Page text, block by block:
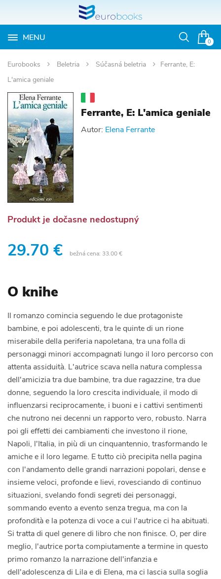
0
MENU
Otvoriť
Eurobooks Beletria Súčasná beletria
Ferrante, E:
L'amica geniale
Ferrante, E: L'amica geniale
Autor: Elena Ferrante
Produkt je dočasne nedostupný
29.70 € bežná cena: 33.00 €
O knihe
Il romanzo comincia seguendo le due protagoniste
bambine, e poi adolescenti, tra le quinte di un rione
miserabile della periferia napoletana, tra una folla di
personaggi minori accompagnati lungo il loro percorso con
attenta assiduità. L'autrice scava nella natura complessa
dell'amicizia tra due bambine, tra due ragazzine, tra due
donne, seguendo la loro crescita individuale, il modo di
influenzarsi reciprocamente, i buoni e i cattivi sentimenti
che nutrono nei decenni un rapporto vero, robusto. Narra
poi gli effetti dei cambiamenti che investono il rione,
Napoli, l'Italia, in più di un cinquantennio, trasformando le
amiche e il loro legame. E tutto ciò precipita nella pagina
con l'andamento delle grandi narrazioni popolari, dense e
insieme veloci, profonde e lievi, rovesciando di continuo
situazioni, svelando fondi segreti dei personaggi,
sommando evento a evento senza tregua, ma con la
profondità e la potenza di voce a cui l'autrice ci ha abituati.
Si tratta di quel genere di libro che non finisce. O, per dire
meglio, l'autrice porta compiutamente a termine in questo
primo romanzo la narrazione dell'infanzia e
dell'adolescenza di Lila e di Elena, ma ci lascia sulla soglia